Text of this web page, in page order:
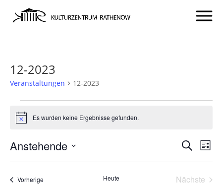
12-2023
Veranstaltungen 12-2023
VERANSTALTUNGEN
HinweisEs wurden keine Ergebnisse gefunden.
UND
SucheListe
Anstehende
Datum
wählen.
VorherigeVeranstaltungen Heute
Nächste